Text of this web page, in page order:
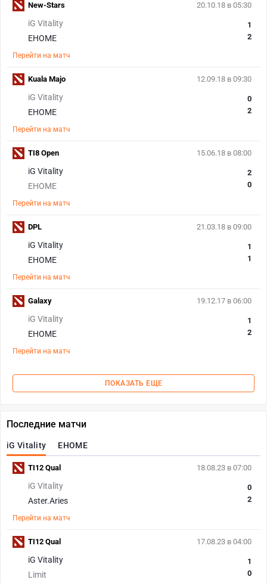
20.10.18 в 05:30
iG Vitality
EHOME
1
2
Перейти на матч
New-Stars
12.09.18 в 09:30
iG Vitality
EHOME
0
2
Перейти на матч
Kuala Majo
15.06.18 в 08:00
iG Vitality
EHOME
2
0
Перейти на матч
TI8 Open
21.03.18 в 09:00
iG Vitality
EHOME
1
1
Перейти на матч
DPL
19.12.17 в 06:00
iG Vitality
EHOME
1
2
Перейти на матч
Galaxy
ПОКАЗАТЬ ЕЩЕ
Последние матчи
iG Vitality EHOME
18.08.23 в 07:00
iG Vitality
Aster.Aries
0
2
Перейти на матч
TI12 Qual
17.08.23 в 04:00
iG Vitality
Limit
1
0
TI12 Qual